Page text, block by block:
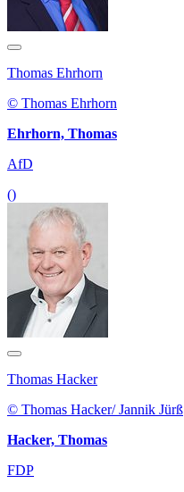
Thomas Ehrhorn
© Thomas Ehrhorn
Ehrhorn, Thomas
AfD
()
Thomas Hacker
© Thomas Hacker/ Jannik Jürß
Hacker, Thomas
FDP